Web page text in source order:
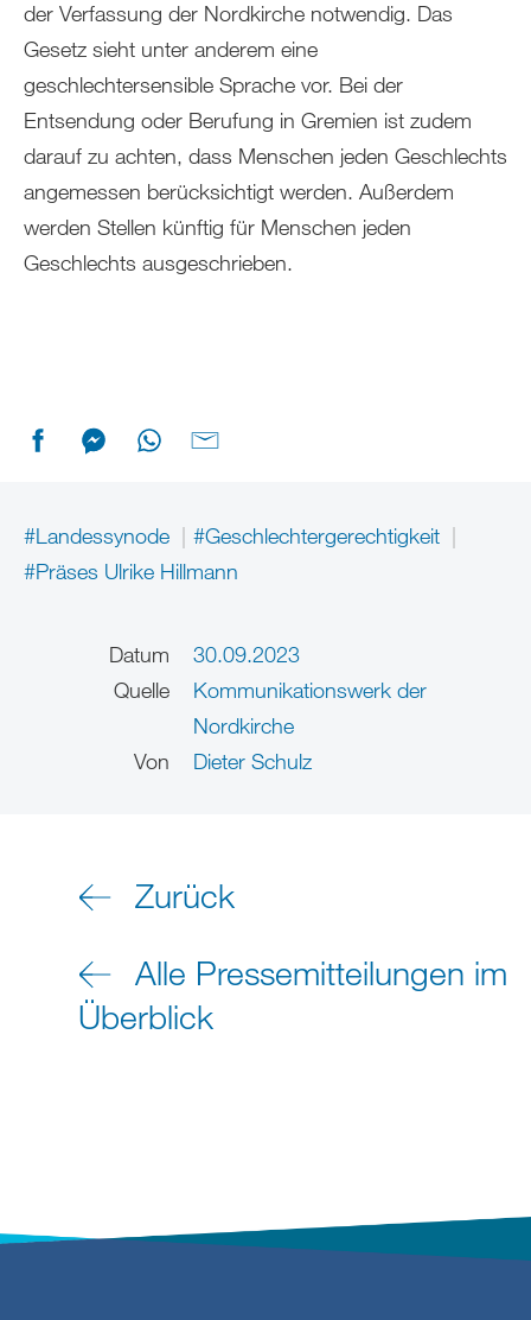
der Verfassung der Nordkirche notwendig. Das
Gesetz sieht unter anderem eine
geschlechtersensible Sprache vor. Bei der
Entsendung oder Berufung in Gremien ist zudem
darauf zu achten, dass Menschen jeden Geschlechts
angemessen berücksichtigt werden. Außerdem
werden Stellen künftig für Menschen jeden
Geschlechts ausgeschrieben.
#Landessynode
#Geschlechtergerechtigkeit
#Präses Ulrike Hillmann
Datum
30.09.2023
Quelle
Kommunikationswerk der
Nordkirche
Von
Dieter Schulz
Zurück
Alle Pressemitteilungen im
Überblick